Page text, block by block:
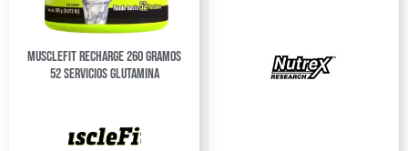
Musclefit Recharge 260 Gramos
52 Servicios Glutamina